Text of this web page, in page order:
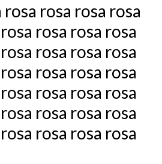
rosa rosa rosa rosa
rosa rosa rosa
rosa rosa rosa
rosa rosa rosa
rosa rosa rosa
rosa rosa rosa
rosa rosa rosa